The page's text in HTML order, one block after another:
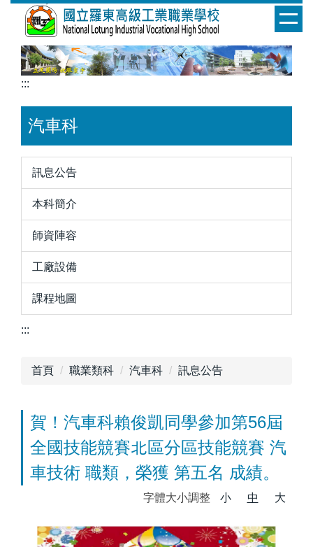
:::
汽車科
訊息公告
本科簡介
師資陣容
工廠設備
課程地圖
:::
首頁 職業類科 汽車科 訊息公告
賀！汽車科賴俊凱同學參加第56屆
全國技能競賽北區分區技能競賽 汽
車技術 職類，榮獲 第五名 成績。
字體大小調整 小 中 大